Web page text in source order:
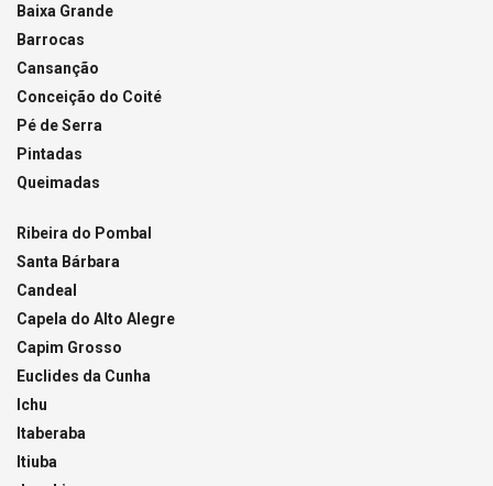
Baixa Grande
Barrocas
Cansanção
Conceição do Coité
Pé de Serra
Pintadas
Queimadas
Ribeira do Pombal
Santa Bárbara
Candeal
Capela do Alto Alegre
Capim Grosso
Euclides da Cunha
Ichu
Itaberaba
Itiuba